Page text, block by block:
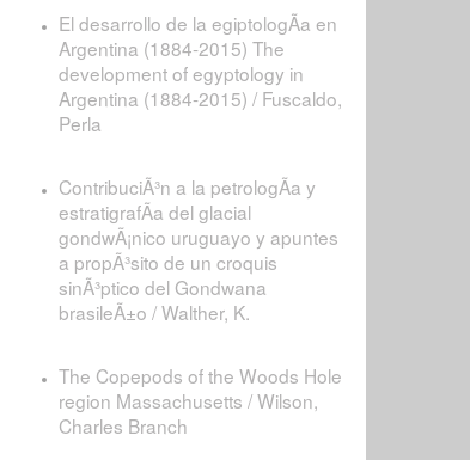
El desarrollo de la egiptologÃ­a en
Argentina (1884-2015) The
development of egyptology in
Argentina (1884-2015) / Fuscaldo,
Perla
ContribuciÃ³n a la petrologÃ­a y
estratigrafÃ­a del glacial
gondwÃ¡nico uruguayo y apuntes
a propÃ³sito de un croquis
sinÃ³ptico del Gondwana
brasileÃ±o / Walther, K.
The Copepods of the Woods Hole
region Massachusetts / Wilson,
Charles Branch